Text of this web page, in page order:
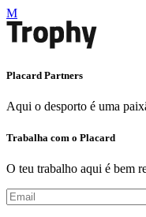
Placard Partners
Aqui o desporto é uma
Trabalha com o Placard
O teu trabalho aqui é bem